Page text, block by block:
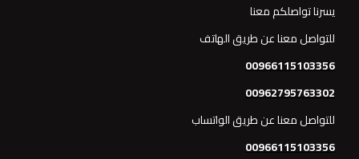
يسرنا تواصلكم معنا
للتواصل معنا عن طريق الهاتف
00966115103356
00962795763302
للتواصل معنا عن طريق الواتساب
00966115103356